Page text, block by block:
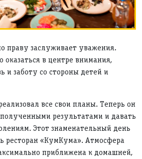
праву заслуживает уважения.
оказаться в центре внимания,
и заботу со стороны детей и
все свои планы. Теперь он
результатами и давать
Этот знаменательный день
ресторан «КумКума». Атмосфера
приближена к домашней,